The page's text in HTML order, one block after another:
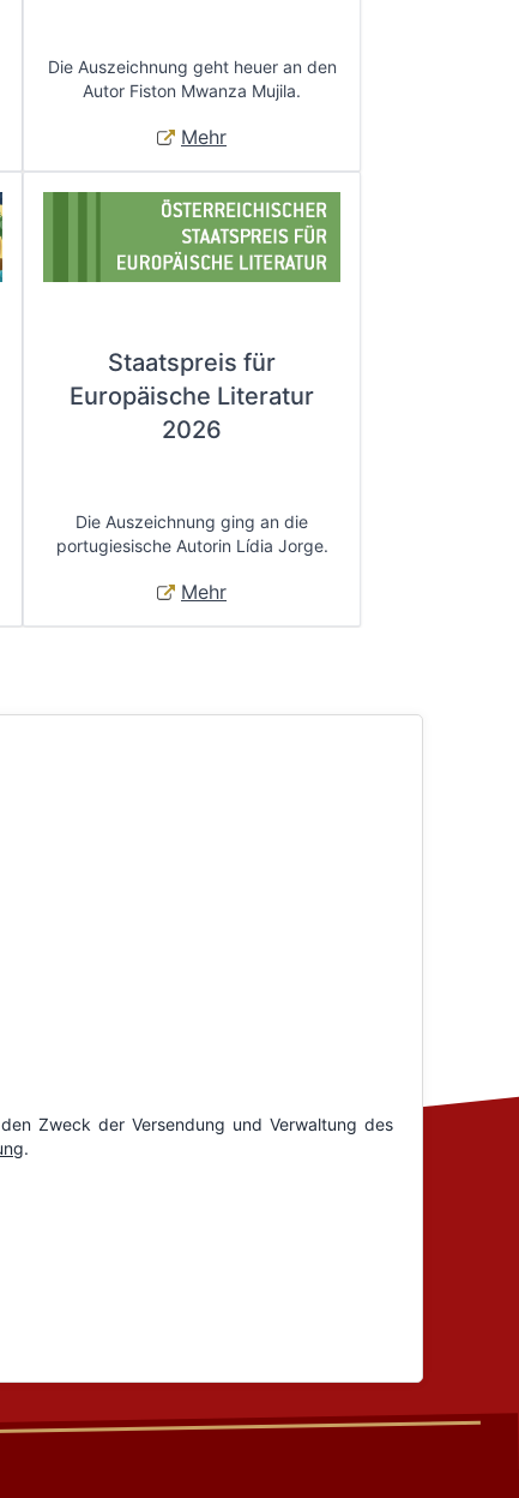
Die Auszeichnung geht heuer an den
Autor Fiston Mwanza Mujila.
Mehr
Staatspreis für
Europäische Literatur
2026
Die Auszeichnung ging an die
portugiesische Autorin Lídia Jorge.
Mehr